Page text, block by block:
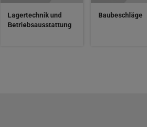
Lagertechnik und
Betriebsausstattung
Baubeschläge